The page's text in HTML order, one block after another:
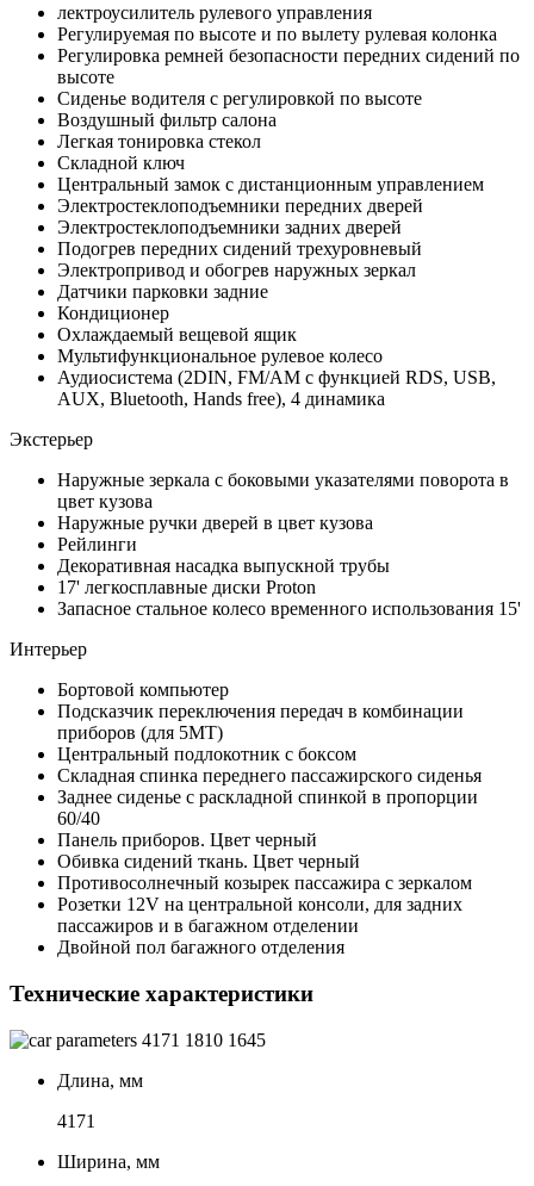
лектроусилитель рулевого управления
Регулируемая по высоте и по вылету рулевая колонка
Регулировка ремней безопасности передних сидений по
высоте
Сиденье водителя с регулировкой по высоте
Воздушный фильтр салона
Легкая тонировка стекол
Складной ключ
Центральный замок с дистанционным управлением
Электростеклоподъемники передних дверей
Электростеклоподъемники задних дверей
Подогрев передних сидений трехуровневый
Электропривод и обогрев наружных зеркал
Датчики парковки задние
Кондиционер
Охлаждаемый вещевой ящик
Мультифункциональное рулевое колесо
Аудиосистема (2DIN, FM/AM с функцией RDS, USB,
AUX, Bluetooth, Hands free), 4 динамика
Экстерьер
Наружные зеркала с боковыми указателями поворота в
цвет кузова
Наружные ручки дверей в цвет кузова
Рейлинги
Декоративная насадка выпускной трубы
17' легкосплавные диски Proton
Запасное стальное колесо временного использования 15'
Интерьер
Бортовой компьютер
Подсказчик переключения передач в комбинации
приборов (для 5МТ)
Центральный подлокотник с боксом
Складная спинка переднего пассажирского сиденья
Заднее сиденье с раскладной спинкой в пропорции
60/40
Панель приборов. Цвет черный
Обивка сидений ткань. Цвет черный
Противосолнечный козырек пассажира с зеркалом
Розетки 12V на центральной консоли, для задних
пассажиров и в багажном отделении
Двойной пол багажного отделения
Технические характеристики
4171 1810 1645
Длина, мм
4171
Ширина, мм